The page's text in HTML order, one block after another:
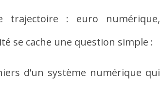
trajectoire : euro numérique,
se cache une question simple :
d’un système numérique qui